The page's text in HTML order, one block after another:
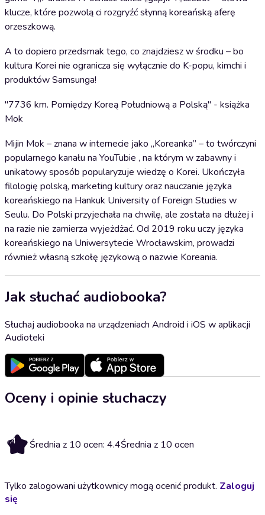
klucze, które pozwolą ci rozgryźć słynną koreańską aferę
orzeszkową.
A to dopiero przedsmak tego, co znajdziesz w środku – bo
kultura Korei nie ogranicza się wyłącznie do K-popu, kimchi i
produktów Samsunga!
"7736 km. Pomiędzy Koreą Południową a Polską" - książka
Mok
Mijin Mok – znana w internecie jako „Koreanka” – to twórczyni
popularnego kanału na YouTubie , na którym w zabawny i
unikatowy sposób popularyzuje wiedzę o Korei. Ukończyła
filologię polską, marketing kultury oraz nauczanie języka
koreańskiego na Hankuk University of Foreign Studies w
Seulu. Do Polski przyjechała na chwilę, ale została na dłużej i
na razie nie zamierza wyjeżdżać. Od 2019 roku uczy języka
koreańskiego na Uniwersytecie Wrocławskim, prowadzi
również własną szkołę językową o nazwie Koreania.
Jak słuchać audiobooka?
Słuchaj audiobooka na urządzeniach Android i iOS w aplikacji
Audioteki
Oceny i opinie słuchaczy
4.4 Średnia z 10 ocen: 4.4Średnia z 10 ocen
Tylko zalogowani użytkownicy mogą ocenić produkt. Zaloguj
się